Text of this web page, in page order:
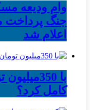
وام ودیعه
جنگ پرداخت
اعلام شد
با
کامل کرد؟